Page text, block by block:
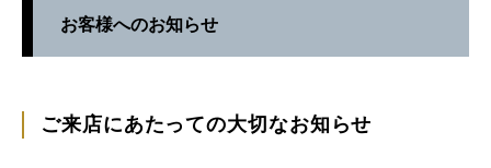
お客様へのお知らせ
ご来店にあたっての大切なお知らせ